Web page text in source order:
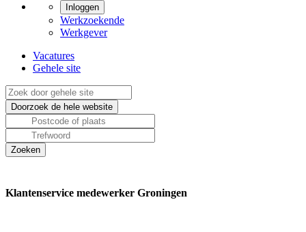
Inloggen
Werkzoekende
Werkgever
Vacatures
Gehele site
Klantenservice medewerker Groningen